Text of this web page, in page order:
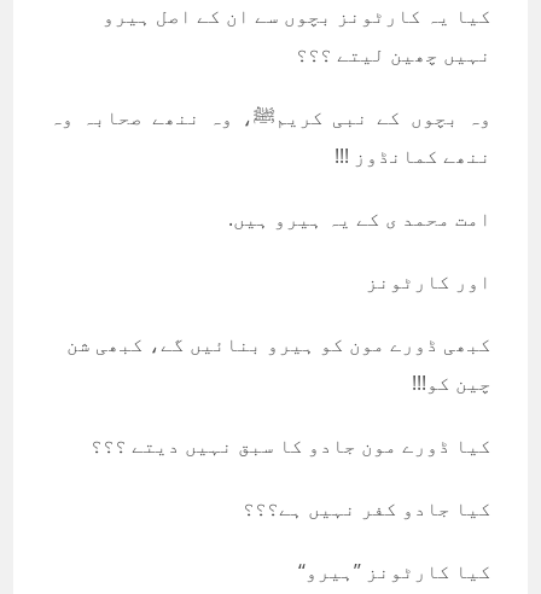
کیا یہ کارٹونز بچوں سے ان کے اصل ہیرو
نہیں چھین لیتے ؟؟؟
وہ بچوں کے نبی کریمﷺ، وہ ننھے صحابہ وہ
ننھے کمانڈوز !!!
امت محمد ی کے یہ ہیرو ہیں.
اور کارٹونز
کبھی ڈورے مون کو ہیرو بنائیں گے، کبھی شن
چین کو!!!
کیا ڈورے مون جادو کا سبق نہیں دیتے ؟؟؟
کیا جادو کفر نہیں ہے؟؟؟
کیا کارٹونز ’’ہیرو‘‘